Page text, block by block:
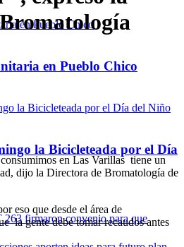
en Pueblo Chico
la Bicicleteada por el Día
en Las Varillas tiene un
dijo la Directora de Bromatología de
eso que desde el área de
la gente debe tomar recaudos antes